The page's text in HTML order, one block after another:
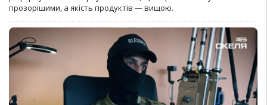
прозорішими, а якість продуктів — вищою.